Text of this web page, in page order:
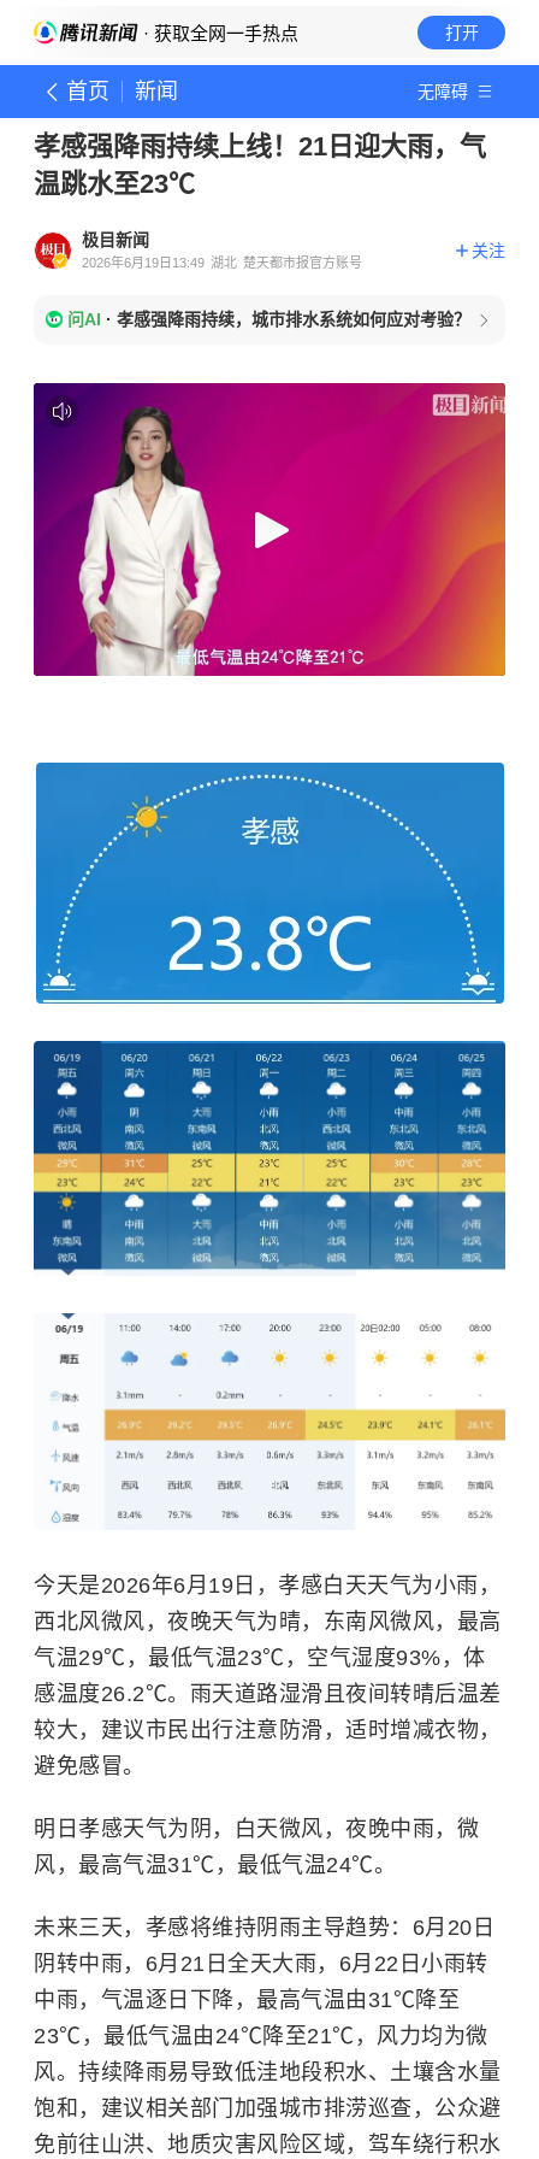
· 获取全网一手热点 打开
首页 新闻 无障碍
孝感强降雨持续上线！21日迎大雨，气
温跳水至23℃
极目新闻
2026年6月19日13:49 湖北 楚天都市报官方账号
关注
问AI · 孝感强降雨持续，城市排水系统如何应对考验？
今天是2026年6月19日，孝感白天天气为小雨，
西北风微风，夜晚天气为晴，东南风微风，最高
气温29℃，最低气温23℃，空气湿度93%，体
感温度26.2℃。雨天道路湿滑且夜间转晴后温差
较大，建议市民出行注意防滑，适时增减衣物，
避免感冒。
明日孝感天气为阴，白天微风，夜晚中雨，微
风，最高气温31℃，最低气温24℃。
未来三天，孝感将维持阴雨主导趋势：6月20日
阴转中雨，6月21日全天大雨，6月22日小雨转
中雨，气温逐日下降，最高气温由31℃降至
23℃，最低气温由24℃降至21℃，风力均为微
风。持续降雨易导致低洼地段积水、土壤含水量
饱和，建议相关部门加强城市排涝巡查，公众避
免前往山洪、地质灾害风险区域，驾车绕行积水